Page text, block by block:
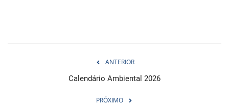
ANTERIOR
Calendário Ambiental 2026
PRÓXIMO